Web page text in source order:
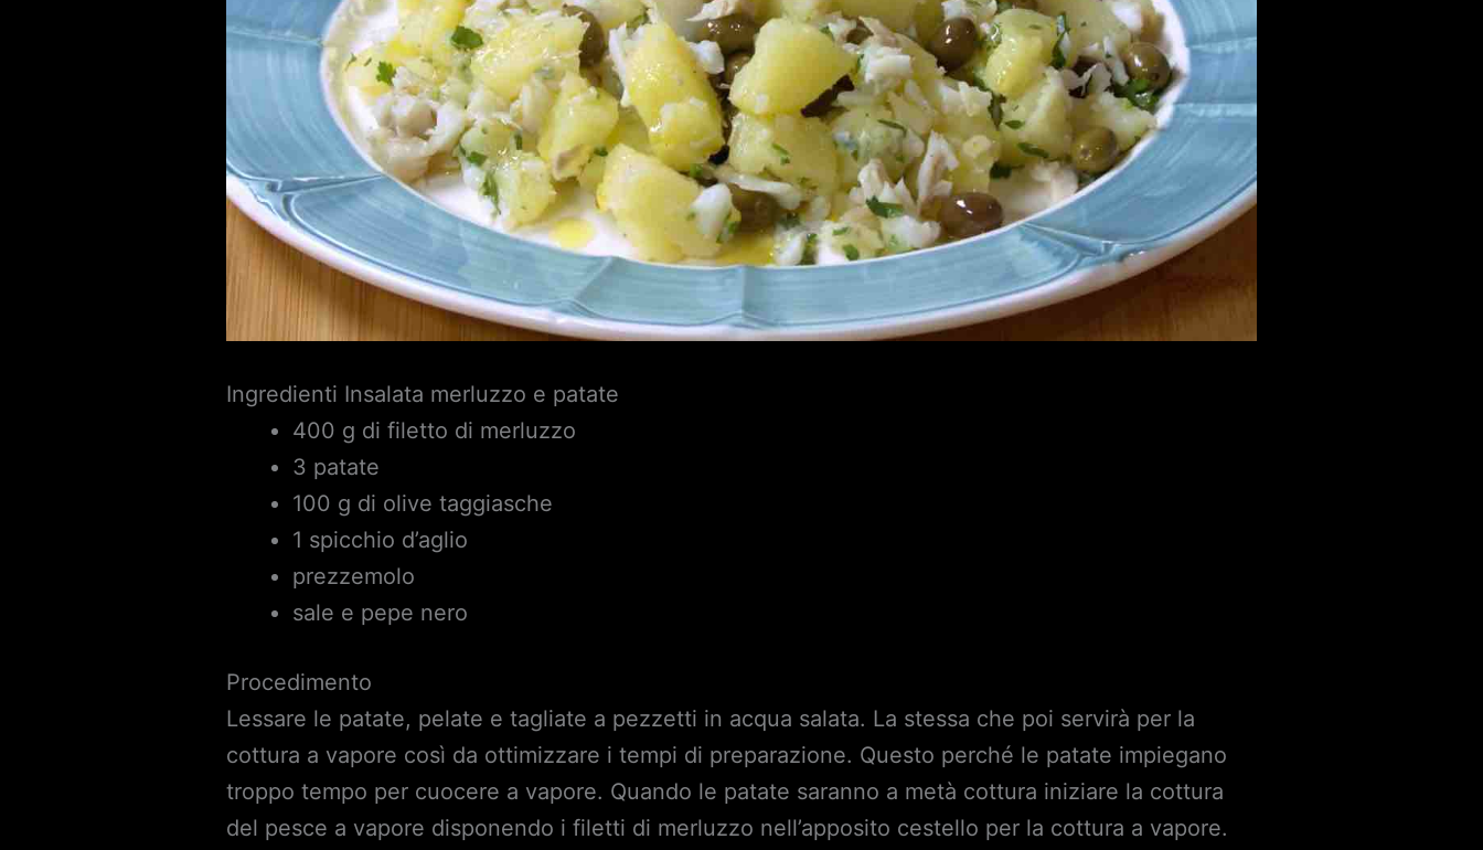
Ingredienti Insalata merluzzo e patate
400 g di filetto di merluzzo
3 patate
100 g di olive taggiasche
1 spicchio d’aglio
prezzemolo
sale e pepe nero
Procedimento
Lessare le patate, pelate e tagliate a pezzetti in acqua salata. La stessa che poi servirà per la
cottura a vapore così da ottimizzare i tempi di preparazione. Questo perché le patate impiegano
troppo tempo per cuocere a vapore. Quando le patate saranno a metà cottura iniziare la cottura
del pesce a vapore disponendo i filetti di merluzzo nell’apposito cestello per la cottura a vapore.